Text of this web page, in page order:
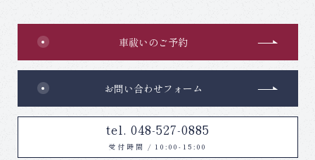
車祓いのご予約
お問い合わせフォーム
tel. 048-527-0885
受付時間 / 10:00-15:00